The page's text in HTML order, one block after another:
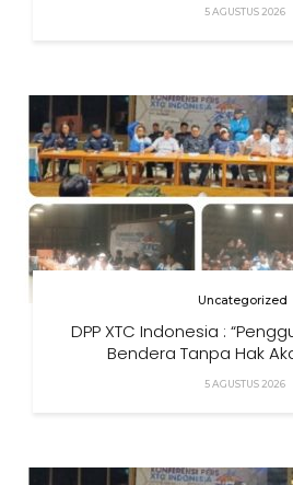
5 AGUSTUS 2026
Uncategorized
DPP XTC Indonesia :
Bendera Tanpa Hak
5 AGUSTUS 2026